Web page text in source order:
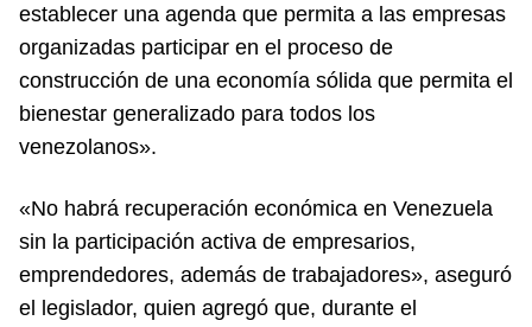
establecer una agenda que permita a las empresas
organizadas participar en el proceso de
construcción de una economía sólida que permita el
bienestar generalizado para todos los
venezolanos».
«No habrá recuperación económica en Venezuela
sin la participación activa de empresarios,
emprendedores, además de trabajadores», aseguró
el legislador, quien agregó que, durante el